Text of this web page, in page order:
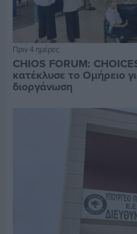
Πριν 4 ημέρες
CHIOS FORUM:
κατέκλυσε το Ομήρειο
διοργάνωση